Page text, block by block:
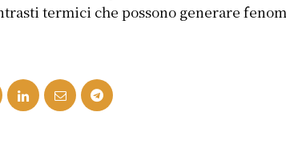
termici che possono generare